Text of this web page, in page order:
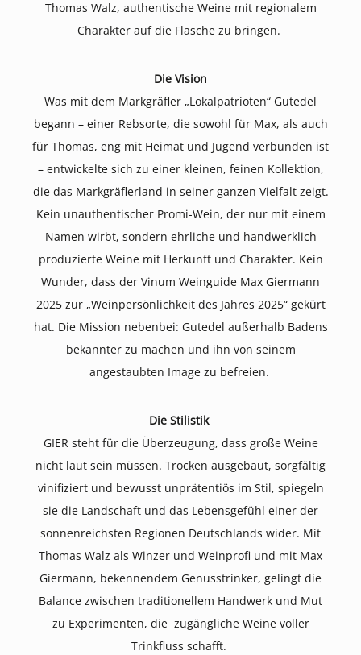
Thomas Walz, authentische Weine mit regionalem
Charakter auf die Flasche zu bringen.
Die Vision
Was mit dem Markgräfler „Lokalpatrioten“ Gutedel
begann – einer Rebsorte, die sowohl für Max, als auch
für Thomas, eng mit Heimat und Jugend verbunden ist
– entwickelte sich zu einer kleinen, feinen Kollektion,
die das Markgräflerland in seiner ganzen Vielfalt zeigt.
Kein unauthentischer Promi-Wein, der nur mit einem
Namen wirbt, sondern ehrliche und handwerklich
produzierte Weine mit Herkunft und Charakter. Kein
Wunder, dass der Vinum Weinguide Max Giermann
2025 zur „Weinpersönlichkeit des Jahres 2025“ gekürt
hat. Die Mission nebenbei: Gutedel außerhalb Badens
bekannter zu machen und ihn von seinem
angestaubten Image zu befreien.
Die Stilistik
GIER steht für die Überzeugung, dass große Weine
nicht laut sein müssen. Trocken ausgebaut, sorgfältig
vinifiziert und bewusst unprätentiös im Stil, spiegeln
sie die Landschaft und das Lebensgefühl einer der
sonnenreichsten Regionen Deutschlands wider. Mit
Thomas Walz als Winzer und Weinprofi und mit Max
Giermann, bekennendem Genusstrinker, gelingt die
Balance zwischen traditionellem Handwerk und Mut
zu Experimenten, die zugängliche Weine voller
Trinkfluss schafft.